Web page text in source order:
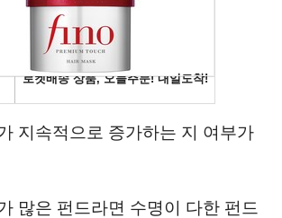
지속적으로 증가하는 지 여부가
많은 펀드라면 수명이 다한 펀드